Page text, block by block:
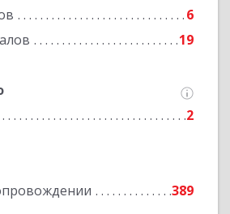
6
19
2
389